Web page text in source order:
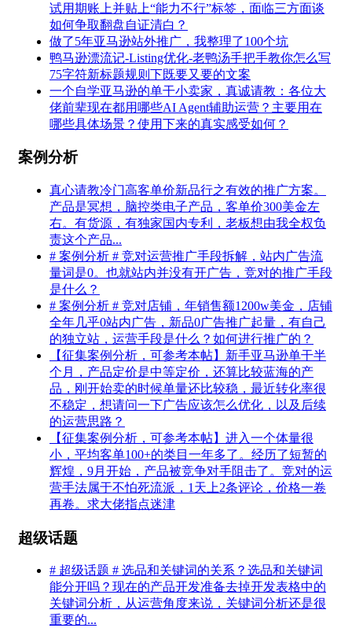
试用期账上并贴上“能力不行”标签，面临三方面谈
如何争取翻盘自证清白？
做了5年亚马逊站外推广，我整理了100个坑
鸭马逊漂流记-Listing优化-老鸭汤手把手教你怎么写
75字符新标题规则下既要又要的文案
一个自学亚马逊的单干小卖家，真诚请教：各位大
佬前辈现在都用哪些AI Agent辅助运营？主要用在
哪些具体场景？使用下来的真实感受如何？
案例分析
真心请教冷门高客单价新品行之有效的推广方案。
产品是冥想，脑控类电子产品，客单价300美金左
右。有货源，有独家国内专利，老板想由我全权负
责这个产品...
# 案例分析 # 竞对运营推广手段拆解，站内广告流
量词是0。也就站内并没有开广告，竞对的推广手段
是什么？
# 案例分析 # 竞对店铺，年销售额1200w美金，店铺
全年几乎0站内广告，新品0广告推广起量，有自己
的独立站，运营手段是什么？如何进行推广的？
【征集案例分析，可参考本帖】新手亚马逊单干半
个月，产品定价是中等定价，还算比较蓝海的产
品，刚开始卖的时候单量还比较稳，最近转化率很
不稳定，想请问一下广告应该怎么优化，以及后续
的运营思路？
【征集案例分析，可参考本帖】进入一个体量很
小，平均客单100+的类目一年多了。经历了短暂的
辉煌，9月开始，产品被竞争对手阻击了。竞对的运
营手法属于不怕死流派，1天上2条评论，价格一卷
再卷。求大佬指点迷津
超级话题
# 超级话题 # 选品和关键词的关系？选品和关键词
能分开吗？现在的产品开发准备去掉开发表格中的
关键词分析，从运营角度来说，关键词分析还是很
重要的...